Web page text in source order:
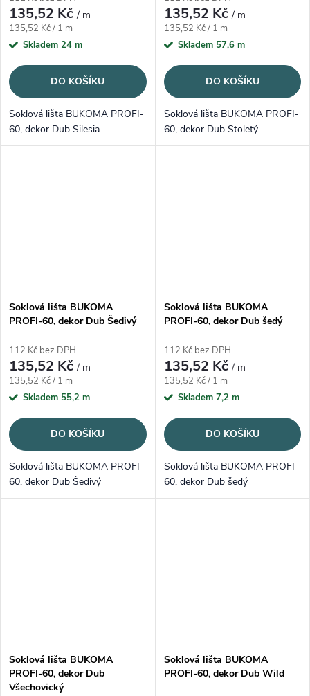
135,52 Kč/ m
Měrná cena:
135,52 Kč / 1 m
Skladem 24 m
DO KOŠÍKU
Soklová lišta BUKOMA PROFI-
60, dekor Dub Silesia
135,52 Kč/ m
Měrná cena:
135,52 Kč / 1 m
Skladem 57,6 m
DO KOŠÍKU
Soklová lišta BUKOMA PROFI-
60, dekor Dub Stoletý
Soklová lišta BUKOMA
PROFI-60, dekor Dub Šedivý
112 Kč bez DPH
135,52 Kč/ m
Měrná cena:
135,52 Kč / 1 m
Skladem 55,2 m
DO KOŠÍKU
Soklová lišta BUKOMA PROFI-
60, dekor Dub Šedivý
Soklová lišta BUKOMA
PROFI-60, dekor Dub šedý
112 Kč bez DPH
135,52 Kč/ m
Měrná cena:
135,52 Kč / 1 m
Skladem 7,2 m
DO KOŠÍKU
Soklová lišta BUKOMA PROFI-
60, dekor Dub šedý
Soklová lišta BUKOMA
PROFI-60, dekor Dub
Všechovický
Soklová lišta BUKOMA
PROFI-60, dekor Dub Wild